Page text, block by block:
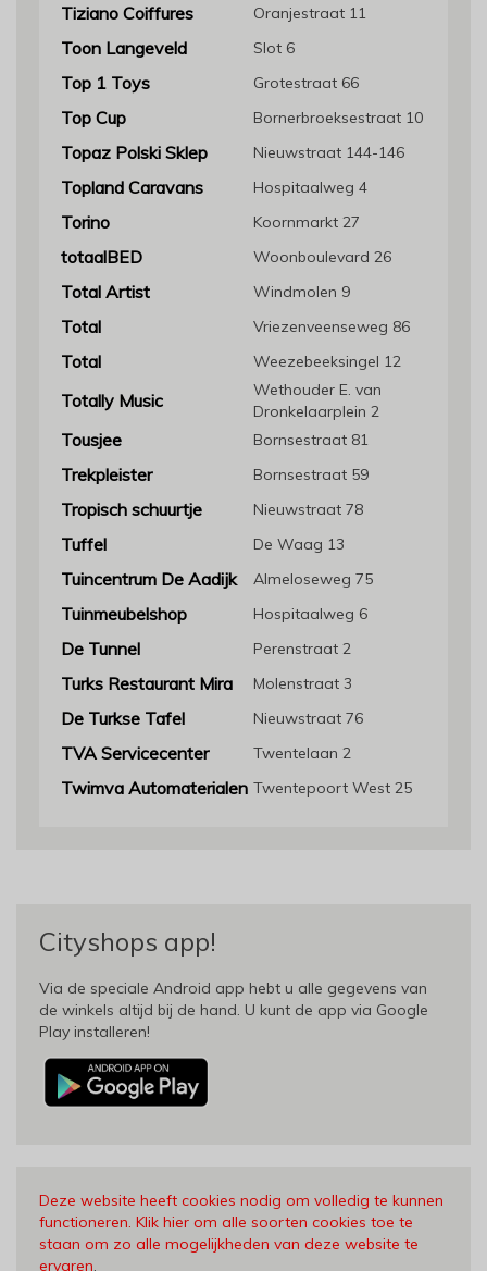
Tiziano Coiffures Oranjestraat 11
Toon Langeveld Slot 6
Top 1 Toys Grotestraat 66
Top Cup Bornerbroeksestraat 10
Topaz Polski Sklep Nieuwstraat 144-146
Topland Caravans Hospitaalweg 4
Torino Koornmarkt 27
totaalBED Woonboulevard 26
Total Artist Windmolen 9
Total Vriezenveenseweg 86
Total Weezebeeksingel 12
Totally Music
Wethouder E. van
Dronkelaarplein 2
Tousjee Bornsestraat 81
Trekpleister Bornsestraat 59
Tropisch schuurtje Nieuwstraat 78
Tuffel De Waag 13
Tuincentrum De Aadijk Almeloseweg 75
Tuinmeubelshop Hospitaalweg 6
De Tunnel Perenstraat 2
Turks Restaurant Mira Molenstraat 3
De Turkse Tafel Nieuwstraat 76
TVA Servicecenter Twentelaan 2
Twimva Automaterialen Twentepoort West 25
Cityshops app!
Via de speciale Android app hebt u alle gegevens van
de winkels altijd bij de hand. U kunt de app via Google
Play installeren!
Deze website heeft cookies nodig om volledig te kunnen
functioneren. Klik hier om alle soorten cookies toe te
staan om zo alle mogelijkheden van deze website te
ervaren